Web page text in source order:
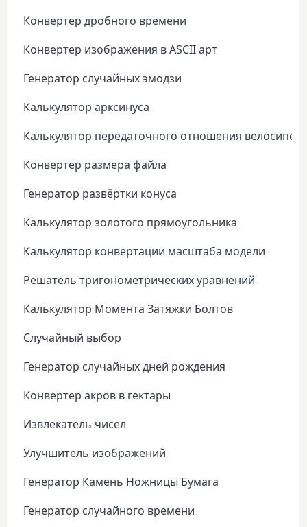
Конвертер дробного времени
Конвертер изображения в ASCII арт
Генератор случайных эмодзи
Калькулятор арксинуса
Калькулятор передаточного отношения
Конвертер размера файла
Генератор развёртки конуса
Калькулятор золотого прямоугольника
Калькулятор конвертации масштаба модели
Решатель тригонометрических уравнений
Калькулятор Момента Затяжки Болтов
Случайный выбор
Генератор случайных дней рождения
Конвертер акров в гектары
Извлекатель чисел
Улучшитель изображений
Генератор Камень Ножницы Бумага
Генератор случайного времени